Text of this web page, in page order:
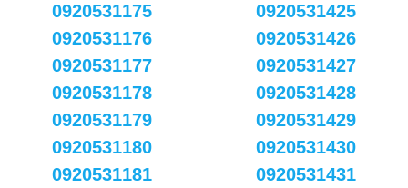
0920531175
0920531176
0920531177
0920531178
0920531179
0920531180
0920531181
0920531425
0920531426
0920531427
0920531428
0920531429
0920531430
0920531431